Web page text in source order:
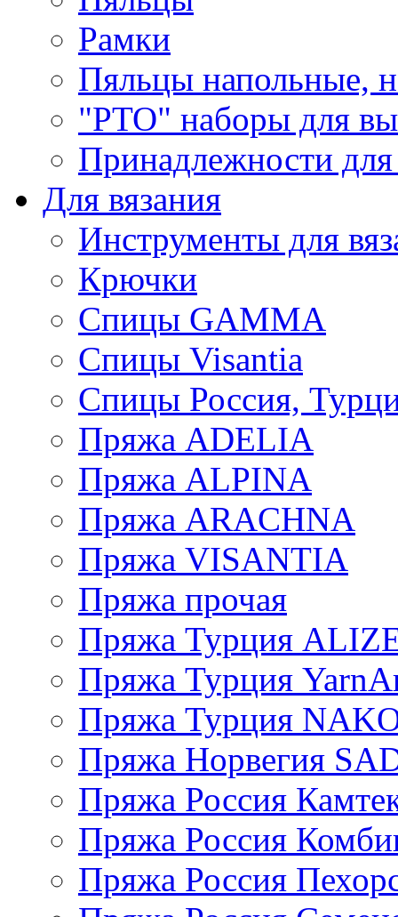
Рамки
Пяльцы напольные,
"РТО" наборы для
Принадлежности
Для вязания
Инструменты для
Крючки
Спицы GAMMA
Спицы Visantia
Спицы Россия,
Пряжа ADELIA
Пряжа ALPINA
Пряжа ARACHNA
Пряжа VISANTIA
Пряжа прочая
Пряжа Турция
Пряжа Турция
Пряжа Турция
Пряжа Норвегия
Пряжа Россия
Пряжа Россия
Пряжа Россия